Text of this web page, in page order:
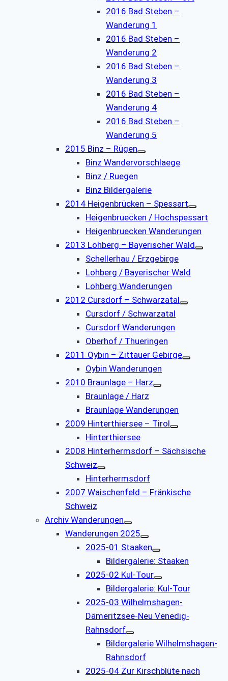
2016 Bad Steben –
Wanderung 1
2016 Bad Steben –
Wanderung 2
2016 Bad Steben –
Wanderung 3
2016 Bad Steben –
Wanderung 4
2016 Bad Steben –
Wanderung 5
2015 Binz – Rügen
Binz Wandervorschlaege
Binz / Ruegen
Binz Bildergalerie
2014 Heigenbrücken – Spessart
Heigenbruecken / Hochspessart
Heigenbruecken Wanderungen
2013 Lohberg – Bayerischer Wald
Schellerhau / Erzgebirge
Lohberg / Bayerischer Wald
Lohberg Wanderungen
2012 Cursdorf – Schwarzatal
Cursdorf / Schwarzatal
Cursdorf Wanderungen
Oberhof / Thueringen
2011 Oybin – Zittauer Gebirge
Oybin Wanderungen
2010 Braunlage – Harz
Braunlage / Harz
Braunlage Wanderungen
2009 Hinterthiersee – Tirol
Hinterthiersee
2008 Hinterhermsdorf – Sächsische
Schweiz
Hinterhermsdorf
2007 Waischenfeld – Fränkische
Schweiz
Archiv Wanderungen
Wanderungen 2025
2025-01 Staaken
Bildergalerie: Staaken
2025-02 Kul-Tour
Bildergalerie: Kul-Tour
2025-03 Wilhelmshagen-
Dämeritzsee-Neu Venedig-
Rahnsdorf
Bildergalerie Wilhelmshagen-
Rahnsdorf
2025-04 Zur Kirschblüte nach